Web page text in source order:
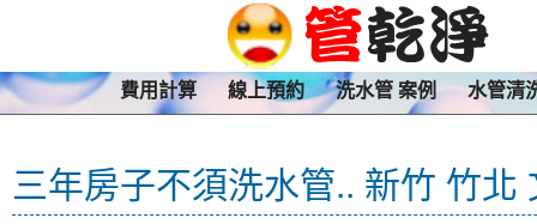
費用計算 線上預約 洗水管 案例 水管清
三年房子不須洗水管.. 新竹 竹北